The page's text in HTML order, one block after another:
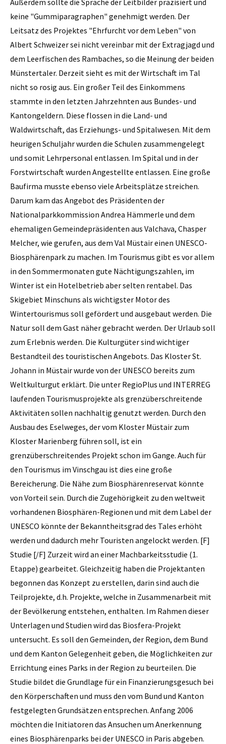
keine "Gummiparagraphen" genehmigt werden. Der
Leitsatz des Projektes "Ehrfurcht vor dem Leben" von
Albert Schweizer sei nicht vereinbar mit der Extragjagd und
dem Leerfischen des Rambaches, so die Meinung der beiden
Münstertaler. Derzeit sieht es mit der Wirtschaft im Tal
nicht so rosig aus. Ein großer Teil des Einkommens
stammte in den letzten Jahrzehnten aus Bundes- und
Kantongeldern. Diese flossen in die Land- und
Waldwirtschaft, das Erziehungs- und Spitalwesen. Mit dem
heurigen Schuljahr wurden die Schulen zusammengelegt
und somit Lehrpersonal entlassen. Im Spital und in der
Forstwirtschaft wurden Angestellte entlassen. Eine große
Baufirma musste ebenso viele Arbeitsplätze streichen.
Darum kam das Angebot des Präsidenten der
Nationalparkkommission Andrea Hämmerle und dem
ehemaligen Gemeindepräsidenten aus Valchava, Chasper
Melcher, wie gerufen, aus dem Val Müstair einen UNESCO-
Biosphärenpark zu machen. Im Tourismus gibt es vor allem
in den Sommermonaten gute Nächtigungszahlen, im
Winter ist ein Hotelbetrieb aber selten rentabel. Das
Skigebiet Minschuns als wichtigster Motor des
Wintertourismus soll gefördert und ausgebaut werden. Die
Natur soll dem Gast näher gebracht werden. Der Urlaub soll
zum Erlebnis werden. Die Kulturgüter sind wichtiger
Bestandteil des touristischen Angebots. Das Kloster St.
Johann in Müstair wurde von der UNESCO bereits zum
Weltkulturgut erklärt. Die unter RegioPlus und INTERREG
laufenden Tourismusprojekte als grenzüberschreitende
Aktivitäten sollen nachhaltig genutzt werden. Durch den
Ausbau des Eselweges, der vom Kloster Müstair zum
Kloster Marienberg führen soll, ist ein
grenzüberschreitendes Projekt schon im Gange. Auch für
den Tourismus im Vinschgau ist dies eine große
Bereicherung. Die Nähe zum Biosphärenreservat könnte
von Vorteil sein. Durch die Zugehörigkeit zu den weltweit
vorhandenen Biosphären-Regionen und mit dem Label der
UNESCO könnte der Bekanntheitsgrad des Tales erhöht
werden und dadurch mehr Touristen angelockt werden. [F]
Studie [/F] Zurzeit wird an einer Machbarkeitsstudie (1.
Etappe) gearbeitet. Gleichzeitig haben die Projektanten
begonnen das Konzept zu erstellen, darin sind auch die
Teilprojekte, d.h. Projekte, welche in Zusammenarbeit mit
der Bevölkerung entstehen, enthalten. Im Rahmen dieser
Unterlagen und Studien wird das Biosfera-Projekt
untersucht. Es soll den Gemeinden, der Region, dem Bund
und dem Kanton Gelegenheit geben, die Möglichkeiten zur
Errichtung eines Parks in der Region zu beurteilen. Die
Studie bildet die Grundlage für ein Finanzierungsgesuch bei
den Körperschaften und muss den vom Bund und Kanton
festgelegten Grundsätzen entsprechen. Anfang 2006
möchten die Initiatoren das Ansuchen um Anerkennung
eines Biosphärenparks bei der UNESCO in Paris abgeben.